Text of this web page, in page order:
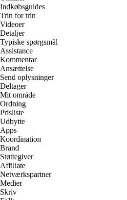
Indkøbsguides
Trin for trin
Videoer
Detaljer
Typiske spørgsmål
Assistance
Kommentar
Ansættelse
Send oplysninger
Deltager
Mit område
Ordning
Prisliste
Udbytte
Apps
Koordination
Brand
Støttegiver
Affiliate
Netværkspartner
Medier
Skriv